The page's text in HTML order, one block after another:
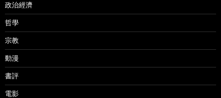
政治經濟
哲學
宗教
動漫
書評
電影